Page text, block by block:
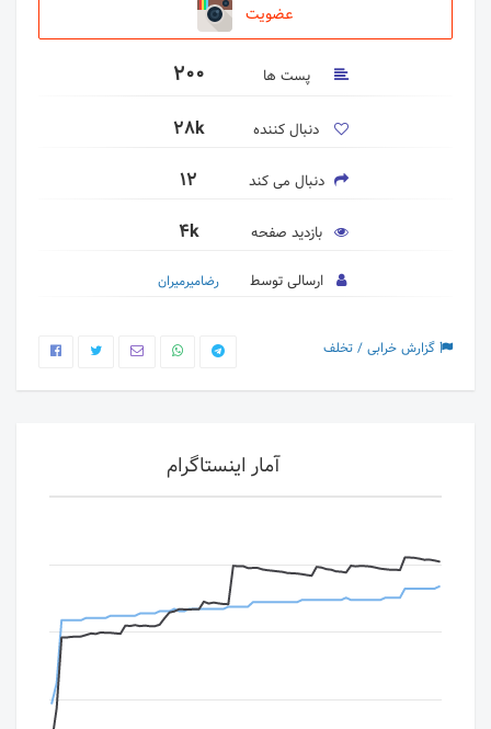
عضویت
پست ها 200
دنبال کننده 28k
دنبال می کند 12
بازدید صفحه 4k
ارسالی توسط رضامیرمیران
گزارش خرابی / تخلف
آمار اینستاگرام